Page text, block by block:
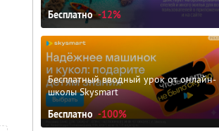
Бесплатно -12%
Бесплатный вводный урок от онлайн-
школы Skysmart
Бесплатно -100%